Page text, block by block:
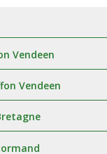
Vendeen
Vendeen